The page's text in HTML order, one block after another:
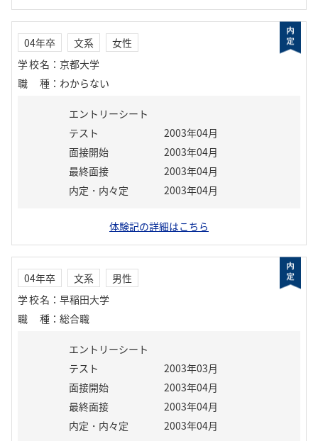
04年卒 文系
女性
学校名 ： 京都大学
職種 ： わからない
エントリーシート
テスト
2003年04月
面接開始
2003年04月
最終面接
2003年04月
内定・内々定
2003年04月
体験記の詳細はこちら
04年卒 文系
男性
学校名 ： 早稲田大学
職種 ： 総合職
エントリーシート
テスト
2003年03月
面接開始
2003年04月
最終面接
2003年04月
内定・内々定
2003年04月